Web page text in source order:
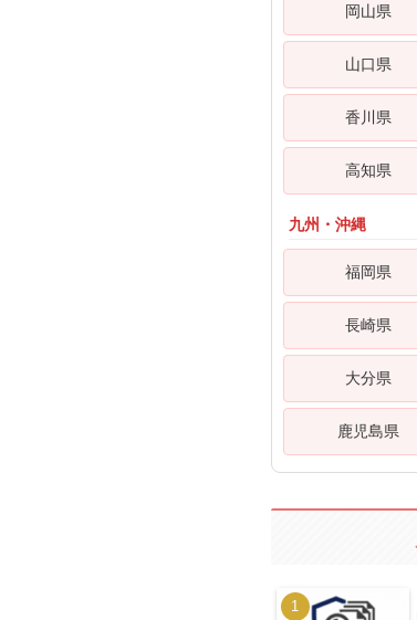
岡山県
山口県
香川県
高知県
九州・沖縄
福岡県
長崎県
大分県
鹿児島県